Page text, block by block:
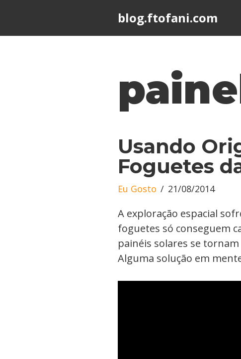
blog.ftofani.com
Usando
Foguetes
Eu Gosto 21/08/2014
A exploração espacial
foguetes só conseguem
painéis solares se
Alguma solução em